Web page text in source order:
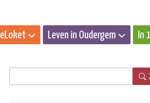
eLoket Leven in Oudergem In